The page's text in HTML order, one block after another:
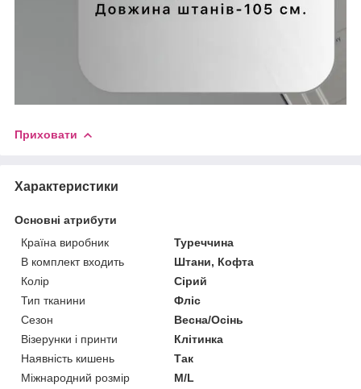
Приховати
Характеристики
Основні атрибути
Країна виробник
Туреччина
В комплект входить
Штани, Кофта
Колір
Сірий
Тип тканини
Фліс
Сезон
Весна/Осінь
Візерунки і принти
Клітинка
Наявність кишень
Так
Міжнародний розмір
M/L